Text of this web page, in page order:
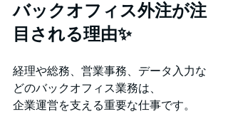
バックオフィス外注が注
目される理由✨
経理や総務、営業事務、データ入力な
どのバックオフィス業務は、
企業運営を支える重要な仕事です。